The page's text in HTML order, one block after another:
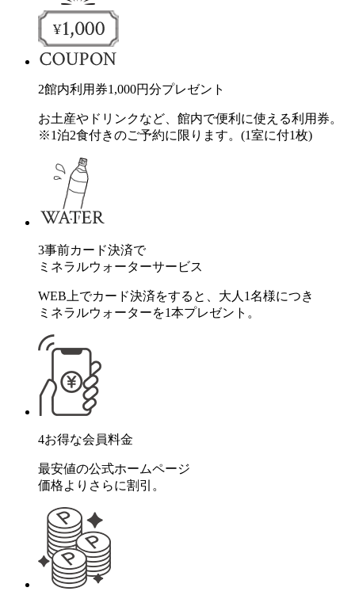
2館内利用券1,000円分プレゼント
お土産やドリンクなど、館内で便利に使える利用券。
※1泊2食付きのご予約に限ります。(1室に付1枚)
3事前カード決済で
ミネラルウォーターサービス
WEB上でカード決済をすると、大人1名様につき
ミネラルウォーターを1本プレゼント。
4お得な会員料金
最安値の公式ホームページ
価格よりさらに割引。